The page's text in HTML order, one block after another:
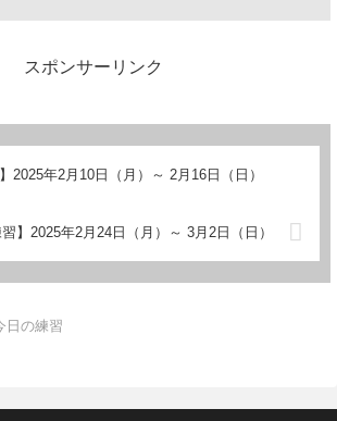
スポンサーリンク
2025年2月10日（月）～ 2月16日（日）
習】2025年2月24日（月）～ 3月2日（日）
日の練習